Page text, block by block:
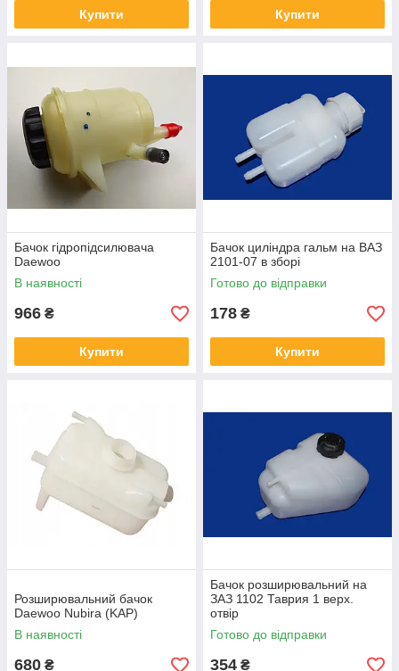
Купити Купити
Бачок гідропідсилювача
Daewoo
В наявності
966 ₴
Купити
Бачок циліндра гальм на ВАЗ
2101-07 в зборі
Готово до відправки
178 ₴
Купити
Розширювальний бачок
Daewoo Nubira (KAP)
В наявності
680 ₴
Бачок розширювальний на
ЗАЗ 1102 Таврия 1 верх.
отвір
Готово до відправки
354 ₴